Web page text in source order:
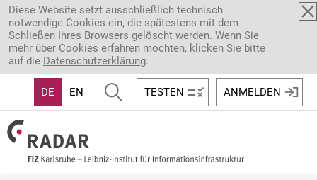
Direkt zum Inhalt
Diese Website setzt ausschließlich technisch
notwendige Cookies ein, die spätestens mit dem
Schließen Ihres Browsers gelöscht werden. Wenn Sie
mehr über Cookies erfahren möchten, klicken Sie bitte
auf die Datenschutzerklärung.
DE EN TESTEN ANMELDEN